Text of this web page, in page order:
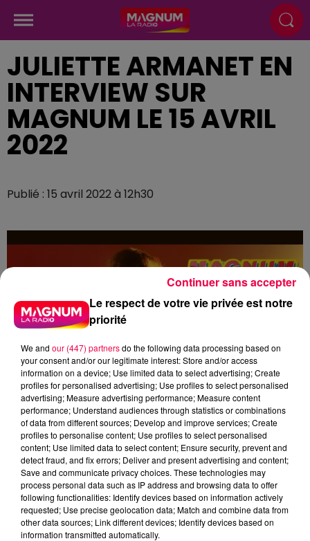
JULIETTE ARMANET EN
INTERVIEW SUR
MAGNUM LE 15 AVRIL
2022
Publié : 15 avril 2022 à 12h30
Le respect de votre vie privée est notre
priorité
We and our (447) partnersdo the following data processing based on
your consent and/or our legitimate interest: Store and/or access
information on a device; Use limited data to select advertising; Create
profiles for personalised advertising; Use profiles to select personalised
advertising; Measure advertising performance; Measure content
performance; Understand audiences through statistics or combinations
of data from different sources; Develop and improve services; Create
profiles to personalise content; Use profiles to select personalised
content; Use limited data to select content; Ensure security, prevent and
detect fraud, and fix errors; Deliver and present advertising and content;
Save and communicate privacy choices. These technologies may
process personal data such as IP address and browsing data to offer
following functionalities: Identify devices based on information actively
requested; Use precise geolocation data; Match and combine data from
other data sources; Link different devices; Identify devices based on
information transmitted automatically.
Continuer sans accepter